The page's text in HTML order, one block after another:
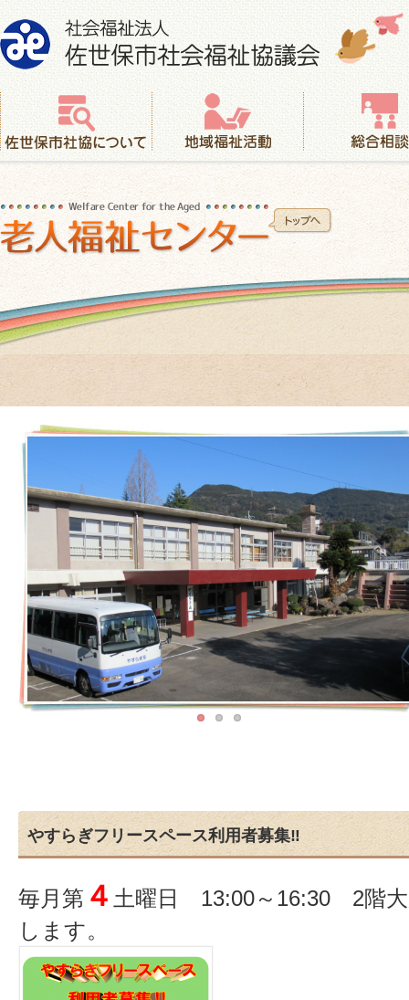
社会福祉法人 佐世保市社会福祉協議会
佐世保市社協について
地域福祉活動 総合相談
老人福祉センター
やすらぎフリースペース利用者募集‼
毎月第 ４ 土曜日 13:00～16:30 2階大
します。